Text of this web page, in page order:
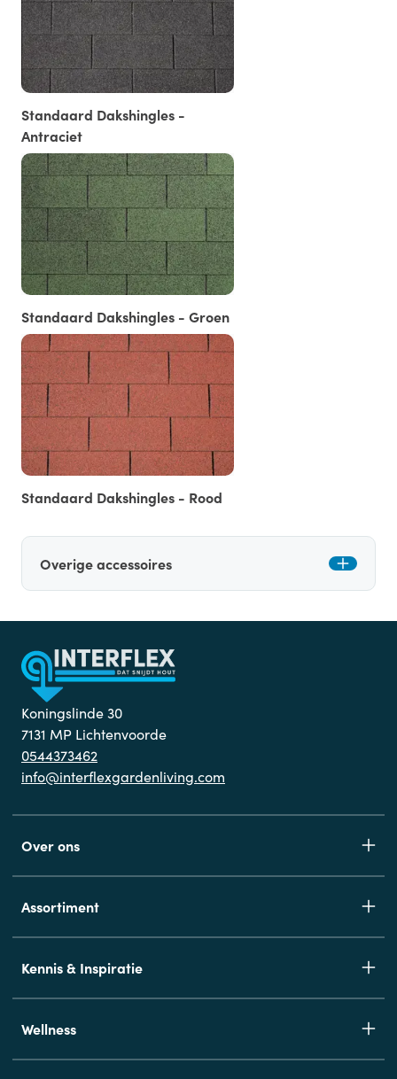
Standaard Dakshingles -
Antraciet
Standaard Dakshingles - Groen
Standaard Dakshingles - Rood
Overige accessoires
Koningslinde 30
7131 MP Lichtenvoorde
0544373462
info@interflexgardenliving.com
Over ons
Assortiment
Kennis & Inspiratie
Wellness